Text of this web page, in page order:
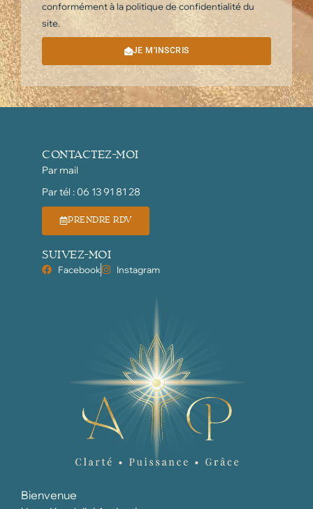
conformément à la politique de confidentialité du
site.
JE M'INSCRIS
Bienvenue
CONTACTEZ-MOI
Par mail
Par tél : 06 13 91 81 28
PRENDRE RDV
SUIVEZ-MOI
Facebook Instagram